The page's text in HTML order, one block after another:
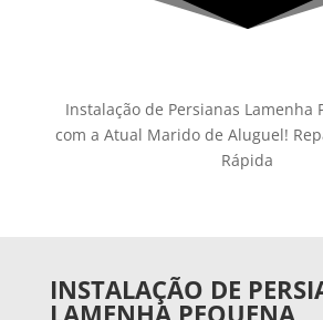
Instalação de Persianas Lamenha
com a Atual Marido de Aluguel!
Rápida
INSTALAÇÃO DE
LAMENHA PEQUENA